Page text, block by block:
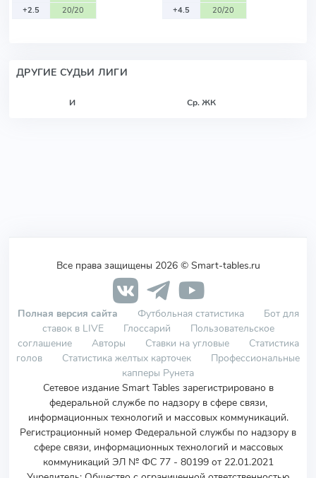
+2.5
20/20
+4.5
20/20
ДРУГИЕ СУДЬИ ЛИГИ
И Ср. ЖК
Все права защищены 2026 © Smart-tables.ru
Полная версия сайта Футбольная статистика
Бот для
ставок в LIVE
Глоссарий
Пользовательское
соглашение
Авторы Ставки на угловые
Статистика
голов
Статистика желтых карточек
Профессиональные
капперы Рунета
Сетевое издание Smart Tables зарегистрировано в
федеральной службе по надзору в сфере связи,
информационных технологий и массовых коммуникаций.
Регистрационный номер Федеральной службы по надзору в
сфере связи, информационных технологий и массовых
коммуникаций ЭЛ № ФС 77 - 80199 от 22.01.2021